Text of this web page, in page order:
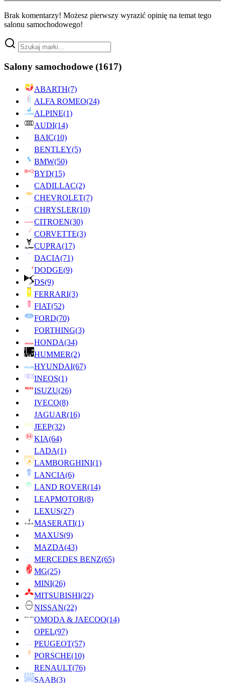
Brak komentarzy! Możesz pierwszy wyrazić opinię na temat tego
salonu samochodowego!
Salony samochodowe (1617)
ABARTH(7)
ALFA ROMEO(24)
ALPINE(1)
AUDI(14)
BAIC(10)
BENTLEY(5)
BMW(50)
BYD(15)
CADILLAC(2)
CHEVROLET(7)
CHRYSLER(10)
CITROEN(30)
CORVETTE(3)
CUPRA(17)
DACIA(71)
DODGE(9)
DS(9)
FERRARI(3)
FIAT(52)
FORD(70)
FORTHING(3)
HONDA(34)
HUMMER(2)
HYUNDAI(67)
INEOS(1)
ISUZU(26)
IVECO(8)
JAGUAR(16)
JEEP(32)
KIA(64)
LADA(1)
LAMBORGHINI(1)
LANCIA(6)
LAND ROVER(14)
LEAPMOTOR(8)
LEXUS(27)
MASERATI(1)
MAXUS(9)
MAZDA(43)
MERCEDES BENZ(65)
MG(25)
MINI(26)
MITSUBISHI(22)
NISSAN(22)
OMODA & JAECOO(14)
OPEL(97)
PEUGEOT(57)
PORSCHE(10)
RENAULT(76)
SAAB(3)